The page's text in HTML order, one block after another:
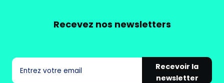
Recevez nos newsletters
Recevoir la
newsletter